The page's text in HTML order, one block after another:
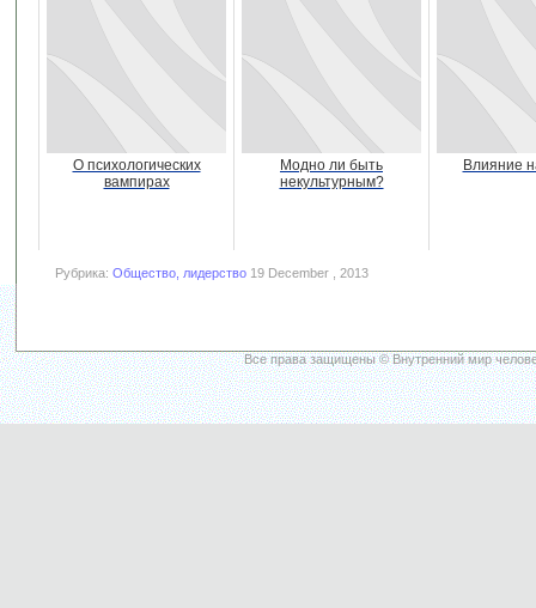
О психологических
вампирах
Модно ли быть
некультурным?
Влияние
Рубрика: Общество, лидерство 19 December , 2013
Все права защищены © Внутренний мир